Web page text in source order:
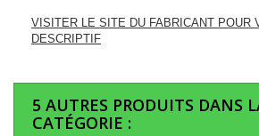
VISITER LE SITE DU FABRICANT POUR
DESCRIPTIF
5 AUTRES PRODUITS DANS
CATÉGORIE :